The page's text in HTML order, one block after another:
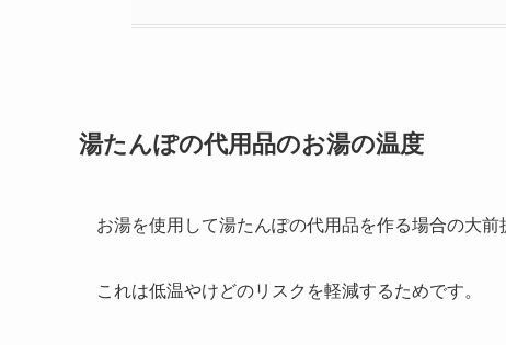
湯たんぽの代用品のお湯の温度
お湯を使用して湯たんぽの代用品を作る場合の大
これは低温やけどのリスクを軽減するためです。